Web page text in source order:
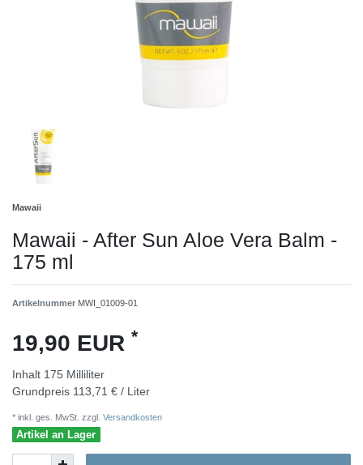
Mawaii
Mawaii - After Sun Aloe Vera Balm -
175 ml
Artikelnummer MWI_01009-01
19,90 EUR *
Inhalt 175 Milliliter
Grundpreis 113,71 € / Liter
* inkl. ges. MwSt. zzgl. Versandkosten
Artikel an Lager